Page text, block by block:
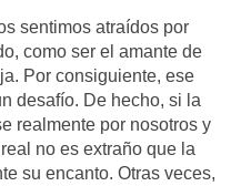
sentimos atraídos por
como ser el amante de
Por consiguiente, ese
desafío. De hecho, si la
realmente por nosotros y
no es extraño que la
su encanto. Otras veces,